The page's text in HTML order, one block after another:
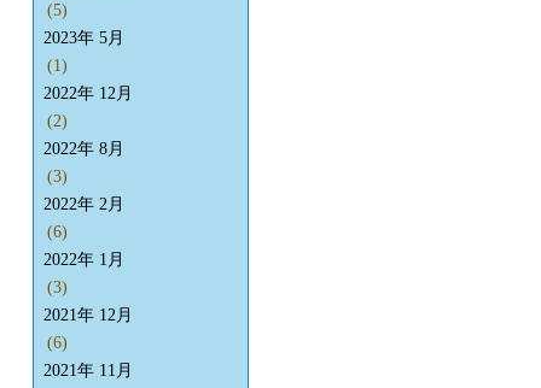
(5)
2023年 5月
(1)
2022年 12月
(2)
2022年 8月
(3)
2022年 2月
(6)
2022年 1月
(3)
2021年 12月
(6)
2021年 11月